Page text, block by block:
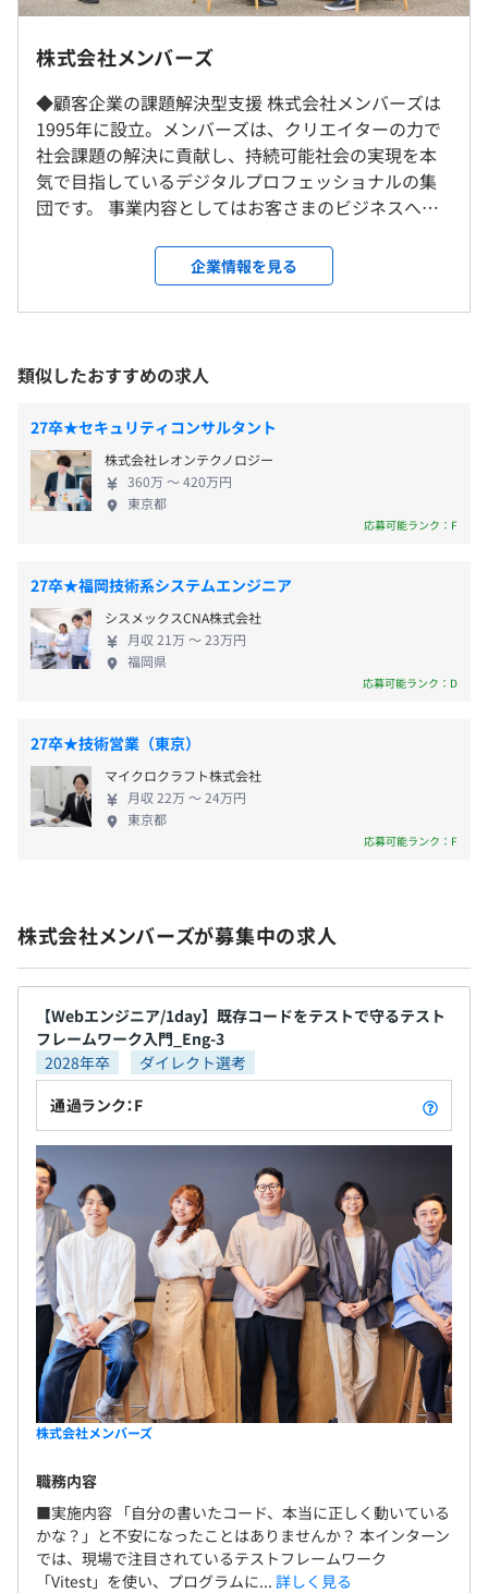
プロジェクトごとに選択、オブジェクト指向、ウォーター
開発、ドメイン駆動設計
Treasure Data CDP、BigQuery、Elasticsearch、Apache
Hadoop、Apache Spark、Apache HBase、Amazon
Athena、Apache Beam、Amazon Redshift、pandas
しています。
具体的には、以下のような3つの項目を総合的に判断しま
す。
(1) 成果からなる業績貢献度
(2) 優秀な成果を発揮する行動特性であるコンピテンシー
ら振り返りまで行います。また短期的な成果だけでなく、
に、メンバーズのミッション、ビジョンを実現すべく、個
人の目標設定には中長期キャリアも記載します。
※カンパニーによって、独自の評価制度を運用している場
バックオフィスを除く約3,000名がプロデューサーやクリ
エイターとして、モノづくりの現場で活躍しています。
平均3名～10名前後で開発をおこなっております。
＜雇入時＞
東京本社
＜変更範囲＞
会社の定める場所
受動喫煙防止措置に関する事項
従業員に対する受動喫煙対策：あり
年末年始休暇、慶弔休暇
通勤交通費支給、従業員持株会、選択制確定給付企業年金
制度、資格取得支援制度
昇給査定年 2 回(4月・10月)
・厚生年金
・労災保険
礎・専門性と高めていくための研修）やビジネス研修やマ
キルを広く高めていくための研修を実施。
新卒社員以外にもキャリアに応じてご参加いただける研修
も各種ご用意しております。
自己啓発支援の有無及びその内容
スキルと知識をさらに深化させ、進化し続けるための全社
横断の人材育成研修・制度・プログラム等の包括的な取り
組み「SINCA」
1.多様な領域の基礎から応用まで幅広い研修コースを提供
2.年次・職種問わず参加可能で新入社員もデジタルスキル
メンター制度の有無
キャリアコンサルティング制度の有無及びその内容
社内に社員への教育・育成を専門にしたチームがあり、社
員の能力育成計画や、実現するための教育カリキュラムの
資格取得支援/外部講座受講費支援
資格取得の受験料負担や、有料講座などへの費用負担な
ど、主体的なキャリアアップを支援しています。
前年度の月平均所定外労働時間の実績
11.3時間
前年度の有給休暇の平均取得日数
11.5日
役員及び管理的地位にある者に占める女性の割合
株式会社メンバーズ
◆顧客企業の課題解決型支援 株式会社メンバーズは
1995年に設立。メンバーズは、クリエイターの力で
社会課題の解決に貢献し、持続可能社会の実現を本
気で目指しているデジタルプロフェッショナルの集
団です。 事業内容としてはお客さまのビジネスへの
把握し、専門スキルを持ったデジタルクリエイター
がWebサイト、ソーシャル、モバイル、アプリなど
広範囲にわたって社会ニーズに合わせた最適なデジ
す。 特徴は、すべてクライアントとの直契約で直接
クライアントとやり取りしながらご支援を進めてい
ることです。顧客企業とワンチームを構築し「あたか
も社員」であるかの様に、顧客と一体型のチームを
組んで大規模なプロジェクトを受け持ち、新しい手
法や最新の技術トレンドを駆使したデジタルでのモ
ノづくりに挑戦していけることが大きな強みです。
のではなく、クライアントとのビジネスを通して社
会課題の解決に継続的に貢献し、社会課題の解決と
ビジネス目標の達成を同時に実現するCSV（Creating
Shared Value: 共創価値の創造）アプローチを用いた
企業の経営スタイルやマーケティングの実現や、企
トランスフォーメーション）支援を行っています メ
ンバーズでは日本を代表するアパレル企業や消費財
メーカー、メガバンク等消費者向けサービスを提供
している大手企業のご支援をしています。また大手企
業だけでなく、デジタル経済の中で地球温暖化や地
す。
企業情報を見る
類似したおすすめの求人
27卒★セキュリティコンサルタント
株式会社レオンテクノロジー
360万 〜 420万円
東京都
応募可能ランク：F
27卒★福岡技術系システムエンジニア
シスメックスCNA株式会社
月収 21万 〜 23万円
福岡県
応募可能ランク：D
27卒★技術営業（東京）
マイクロクラフト株式会社
月収 22万 〜 24万円
東京都
応募可能ランク：F
株式会社メンバーズが募集中の求人
【Webエンジニア/1day】既存コードをテストで守るテスト
フレームワーク入門_Eng-3
2028年卒
ダイレクト選考
通過ランク：F
株式会社メンバーズ
職務内容
■実施内容 「自分の書いたコード、本当に正しく動いている
かな？」と不安になったことはありませんか？ 本インターン
では、現場で注目されているテストフレームワーク
「Vitest」を使い、プログラムに... 詳しく見る